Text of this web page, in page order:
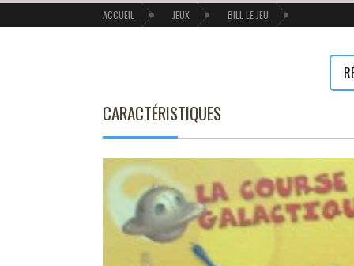
ACCUEIL JEUX BILL LE JEU
CARACTÉRISTIQUES